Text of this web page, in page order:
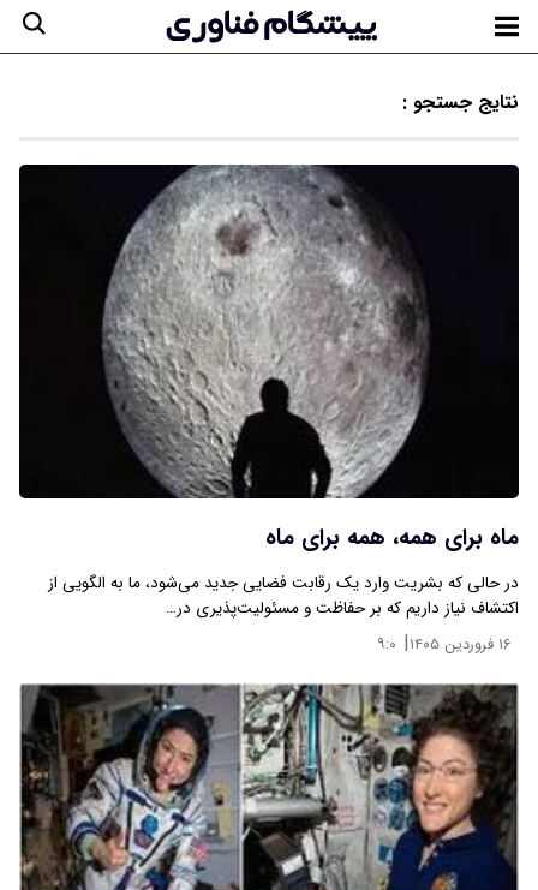
نتایج جستجو :
ماه برای همه، همه برای ماه
در حالی که بشریت وارد یک رقابت فضایی جدید می‌شود، ما به الگویی از
اکتشاف نیاز داریم که بر حفاظت و مسئولیت‌پذیری در…
۱۶ فروردین ۱۴۰۵ | ۹:۰